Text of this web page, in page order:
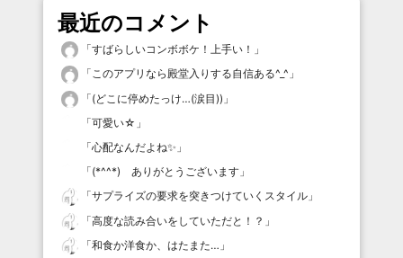
最近のコメント
「すばらしいコンボボケ！上手い！ 」
「このアプリなら殿堂入りする自信ある^_^ 」
「(どこに停めたっけ…(涙目)) 」
「可愛い☆ 」
「心配なんだよね✨ 」
「(*^^*) ありがとうございます 」
「サプライズの要求を突きつけていくスタイル 」
「高度な読み合いをしていただと！？ 」
「和食か洋食か、はたまた… 」